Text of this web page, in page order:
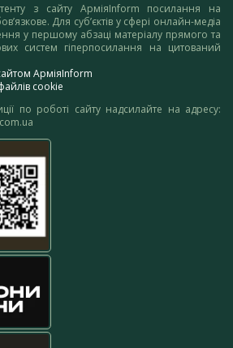
з сайту АрміяInform посилання на
Для суб’єктів у сфері онлайн-медіа
у першому абзаці матеріалу прямого та
систем гіперпосилання на цитований
АрміяInform
cookie
по роботі сайту надсилайте на адресу: